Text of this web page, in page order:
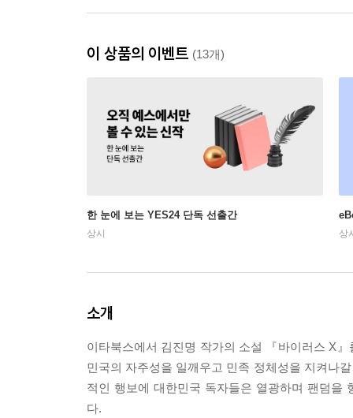
이 상품의 이벤트 (13개)
한 눈에 보는 YES24 단독 선출간
상시 상
소개
이타북스에서 김진명 작가의 소설 『바이러스 X
민국의 자주성을 일깨우고 민족 정체성을 지켜나
적인 행보에 대한민국 독자들은 열광하며 팬덤을
다.